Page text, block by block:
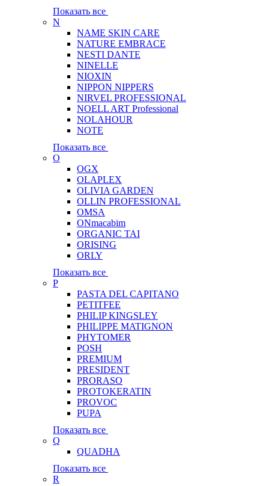
Показать все
N
NAME SKIN CARE
NATURE EMBRACE
NESTI DANTE
NINELLE
NIOXIN
NIPPON NIPPERS
NIRVEL PROFESSIONAL
NOELL ART Professional
NOLAHOUR
NOTE
Показать все
O
OGX
OLAPLEX
OLIVIA GARDEN
OLLIN PROFESSIONAL
OMSA
ONmacabim
ORGANIC TAI
ORISING
ORLY
Показать все
P
PASTA DEL CAPITANO
PETITFEE
PHILIP KINGSLEY
PHILIPPE MATIGNON
PHYTOMER
POSH
PREMIUM
PRESIDENT
PRORASO
PROTOKERATIN
PROVOC
PUPA
Показать все
Q
QUADHA
Показать все
R